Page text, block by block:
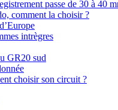
passe de 30 à 40
comment la choisir ?
intrègres
GR20 sud
choisir son circuit ?